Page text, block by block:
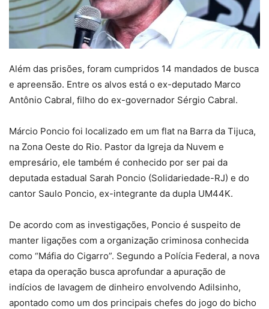
Além das prisões, foram cumpridos 14 mandados de busca
e apreensão. Entre os alvos está o ex-deputado Marco
Antônio Cabral, filho do ex-governador Sérgio Cabral.
Márcio Poncio foi localizado em um flat na Barra da Tijuca,
na Zona Oeste do Rio. Pastor da Igreja da Nuvem e
empresário, ele também é conhecido por ser pai da
deputada estadual Sarah Poncio (Solidariedade-RJ) e do
cantor Saulo Poncio, ex-integrante da dupla UM44K.
De acordo com as investigações, Poncio é suspeito de
manter ligações com a organização criminosa conhecida
como “Máfia do Cigarro”. Segundo a Polícia Federal, a nova
etapa da operação busca aprofundar a apuração de
indícios de lavagem de dinheiro envolvendo Adilsinho,
apontado como um dos principais chefes do jogo do bicho